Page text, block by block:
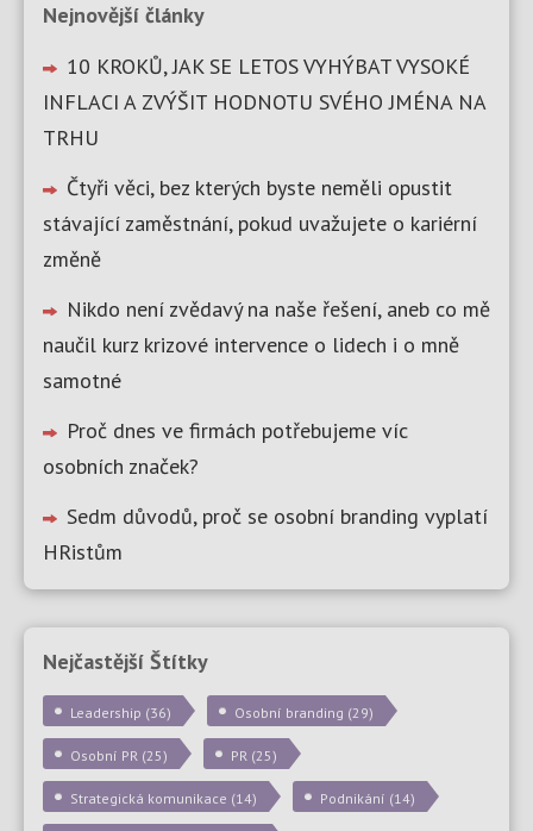
Nejnovější články
10 KROKŮ, JAK SE LETOS VYHÝBAT VYSOKÉ
INFLACI A ZVÝŠIT HODNOTU SVÉHO JMÉNA NA
TRHU
Čtyři věci, bez kterých byste neměli opustit
stávající zaměstnání, pokud uvažujete o kariérní
změně
Nikdo není zvědavý na naše řešení, aneb co mě
naučil kurz krizové intervence o lidech i o mně
samotné
Proč dnes ve firmách potřebujeme víc
osobních značek?
Sedm důvodů, proč se osobní branding vyplatí
HRistům
Nejčastější Štítky
Leadership (36) Osobní branding (29)
Osobní PR (25) PR (25)
Strategická komunikace (14) Podnikání (14)